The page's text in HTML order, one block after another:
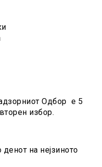
Одбор е 5
избор.
на нејзиното